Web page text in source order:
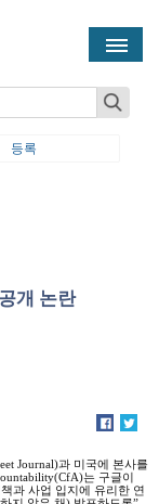
등록
개 논란
Journal)과 미국에 본사를
는 구글이
과 사업 입지에 유리한 연